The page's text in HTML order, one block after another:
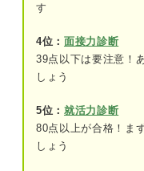
⑦コ
⑨司
す
4位： 面接力診断
39点以下は要注意！
しょう
5位： 就活力診断
80点以上が合格！ま
しょう
文系の職業は多種多
を見つけよう